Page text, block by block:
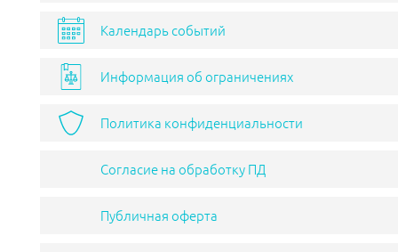
Календарь событий
Информация об ограничениях
Политика конфиденциальности
Согласие на обработку ПД
Публичная оферта